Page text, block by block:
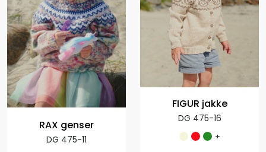
RAX genser
DG 475-11
FIGUR jakke
DG 475-16
+